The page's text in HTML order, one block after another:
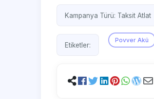
Kampanya Türü: Taksit Atlat
Etiketler:
Povver Akü